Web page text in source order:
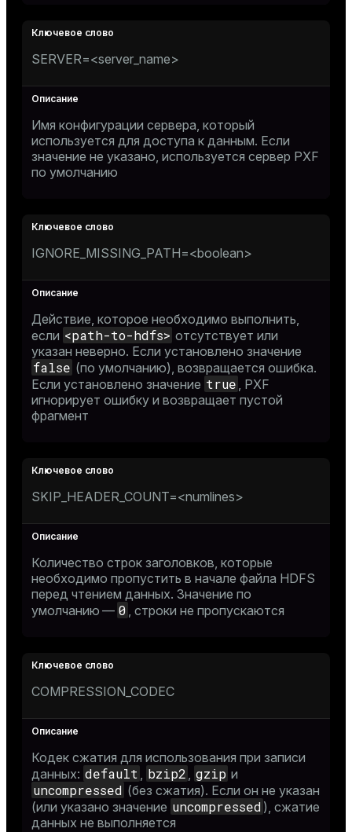
SERVER=<server_name>
Имя конфигурации сервера, который
используется для доступа к данным. Если
значение не указано, используется сервер PXF
по умолчанию
IGNORE_MISSING_PATH=<boolean>
Действие, которое необходимо выполнить,
если <path-to-hdfs> отсутствует или
указан неверно. Если установлено значение
false (по умолчанию), возвращается ошибка.
Если установлено значение true , PXF
игнорирует ошибку и возвращает пустой
фрагмент
SKIP_HEADER_COUNT=<numlines>
Количество строк заголовков, которые
необходимо пропустить в начале файла HDFS
перед чтением данных. Значение по
умолчанию — 0 , строки не пропускаются
COMPRESSION_CODEC
Кодек сжатия для использования при записи
данных: default , bzip2 , gzip и
uncompressed (без сжатия). Если он не указан
(или указано значение uncompressed ), сжатие
данных не выполняется